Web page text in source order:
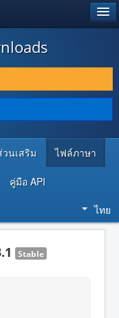
วนเสริม ไฟล์ภาษา
คู่มือ API
ไทย
Stable